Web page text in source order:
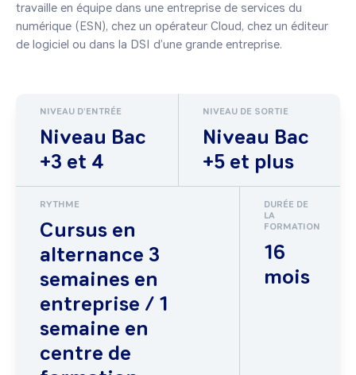
travaille en équipe dans une entreprise de services du
numérique (ESN), chez un opérateur Cloud, chez un éditeur
de logiciel ou dans la DSI d’une grande entreprise.
NIVEAU D'ENTRÉE
Niveau Bac
+3 et 4
NIVEAU DE SORTIE
Niveau Bac
+5 et plus
RYTHME
Cursus en
alternance 3
semaines en
entreprise / 1
semaine en
centre de
DURÉE DE
LA
FORMATION
16
mois